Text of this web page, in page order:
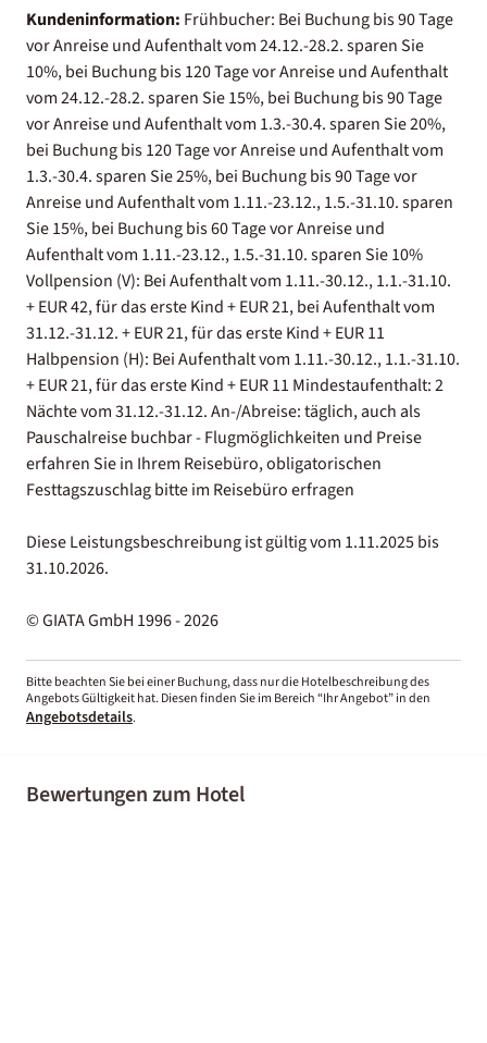
Kundeninformation: Frühbucher: Bei Buchung bis 90 Tage
vor Anreise und Aufenthalt vom 24.12.-28.2. sparen Sie
10%, bei Buchung bis 120 Tage vor Anreise und Aufenthalt
vom 24.12.-28.2. sparen Sie 15%, bei Buchung bis 90 Tage
vor Anreise und Aufenthalt vom 1.3.-30.4. sparen Sie 20%,
bei Buchung bis 120 Tage vor Anreise und Aufenthalt vom
1.3.-30.4. sparen Sie 25%, bei Buchung bis 90 Tage vor
Anreise und Aufenthalt vom 1.11.-23.12., 1.5.-31.10. sparen
Sie 15%, bei Buchung bis 60 Tage vor Anreise und
Aufenthalt vom 1.11.-23.12., 1.5.-31.10. sparen Sie 10%
Vollpension (V): Bei Aufenthalt vom 1.11.-30.12., 1.1.-31.10.
+ EUR 42, für das erste Kind + EUR 21, bei Aufenthalt vom
31.12.-31.12. + EUR 21, für das erste Kind + EUR 11
Halbpension (H): Bei Aufenthalt vom 1.11.-30.12., 1.1.-31.10.
+ EUR 21, für das erste Kind + EUR 11 Mindestaufenthalt: 2
Nächte vom 31.12.-31.12. An-/Abreise: täglich, auch als
Pauschalreise buchbar - Flugmöglichkeiten und Preise
erfahren Sie in Ihrem Reisebüro, obligatorischen
Festtagszuschlag bitte im Reisebüro erfragen
Diese Leistungsbeschreibung ist gültig vom 1.11.2025 bis
31.10.2026.
© GIATA GmbH 1996 - 2026
Bitte beachten Sie bei einer Buchung, dass nur die Hotelbeschreibung des
Angebots Gültigkeit hat. Diesen finden Sie im Bereich “Ihr Angebot” in den
Angebotsdetails.
Bewertungen zum Hotel